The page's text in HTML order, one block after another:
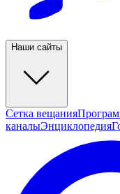
Наши сайты
Сетка вещания
каналыЭнциклопедия